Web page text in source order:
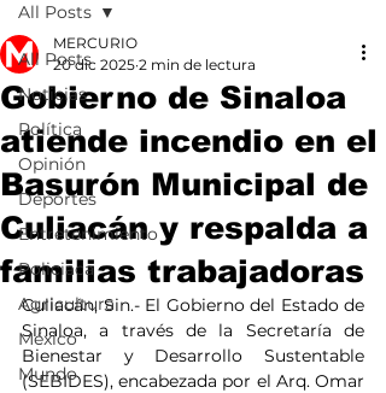
All Posts
Noticias
Política
Opinión
Deportes
Entretenimiento
Policiaca
Agricultura
México
Mundo
All Posts
Gobierno de Sinaloa
atiende incendio en el
Basurón Municipal de
Culiacán y respalda a
familias trabajadoras
MERCURIO
20 dic 2025 2 min de lectura
Culiacán, Sin.- El Gobierno del Estado de
Sinaloa, a través de la Secretaría de
Bienestar y Desarrollo Sustentable
(SEBIDES), encabezada por el Arq. Omar